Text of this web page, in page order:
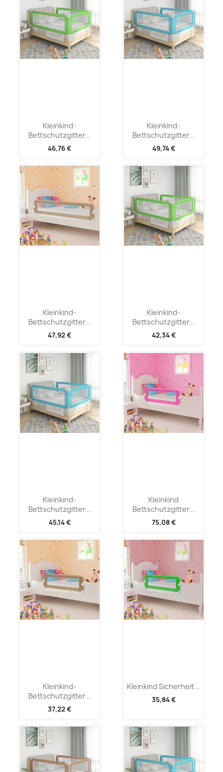
Kleinkind-
Bettschutzgitter...
46,76 €
Kleinkind-
Bettschutzgitter...
49,74 €
Kleinkind-
Bettschutzgitter...
47,92 €
Kleinkind-
Bettschutzgitter...
42,34 €
Kleinkind-
Bettschutzgitter...
45,14 €
Kleinkind
Bettschutzgitter...
75,08 €
Kleinkind-
Bettschutzgitter...
37,22 €
Kleinkind Sicherheit...
35,84 €